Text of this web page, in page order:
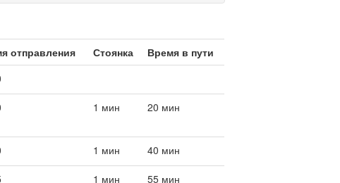
отправления Стоянка Время в пути
1 мин 20 мин
1 мин 40 мин
1 мин 55 мин